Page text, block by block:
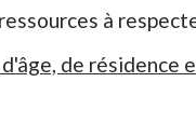
à
de résidence